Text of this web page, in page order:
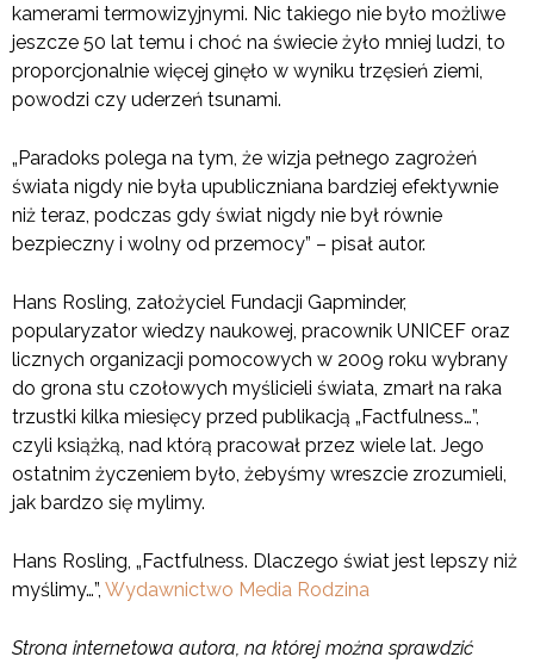
kamerami termowizyjnymi. Nic takiego nie było możliwe
jeszcze 50 lat temu i choć na świecie żyło mniej ludzi, to
proporcjonalnie więcej ginęło w wyniku trzęsień ziemi,
powodzi czy uderzeń tsunami.
„Paradoks polega na tym, że wizja pełnego zagrożeń
świata nigdy nie była upubliczniana bardziej efektywnie
niż teraz, podczas gdy świat nigdy nie był równie
bezpieczny i wolny od przemocy” – pisał autor.
Hans Rosling, założyciel Fundacji Gapminder,
popularyzator wiedzy naukowej, pracownik UNICEF oraz
licznych organizacji pomocowych w 2009 roku wybrany
do grona stu czołowych myślicieli świata, zmarł na raka
trzustki kilka miesięcy przed publikacją „Factfulness…”,
czyli książką, nad którą pracował przez wiele lat. Jego
ostatnim życzeniem było, żebyśmy wreszcie zrozumieli,
jak bardzo się mylimy.
Hans Rosling, „Factfulness. Dlaczego świat jest lepszy niż
myślimy…”, Wydawnictwo Media Rodzina
Strona internetowa autora, na której można sprawdzić